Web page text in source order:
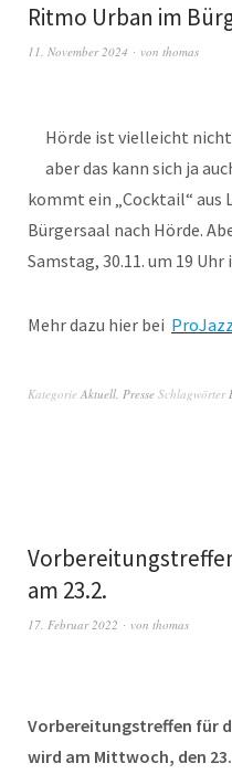
Ritmo Urban im
11. November 2024 von thomas
Hörde ist vielleicht
aber das kann sich ja
kommt ein „Cocktail“ aus
Bürgersaal nach Hörde.
Samstag, 30.11. um 19
Mehr dazu hier bei
Kategorie Aktuell Presse Schlagwörter
am 23.2.
17. Februar 2022 von thomas
Vorbereitungstreffen für
wird am Mittwoch, den